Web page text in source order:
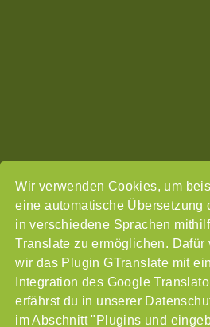
Wir verwenden Cookies, um
eine automatische Übersetzung
in verschiedene Sprachen
Translate zu ermöglichen. Dafür
wir das Plugin GTranslate mit
Integration des Google
erfährst du in unserer
im Abschnitt "Plugins und